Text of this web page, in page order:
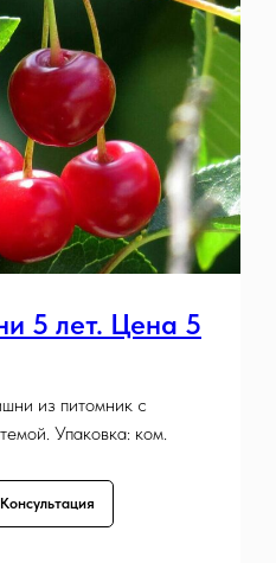
5 лет. Цена 5
из питомник с
Упаковка: ком.
Консультация